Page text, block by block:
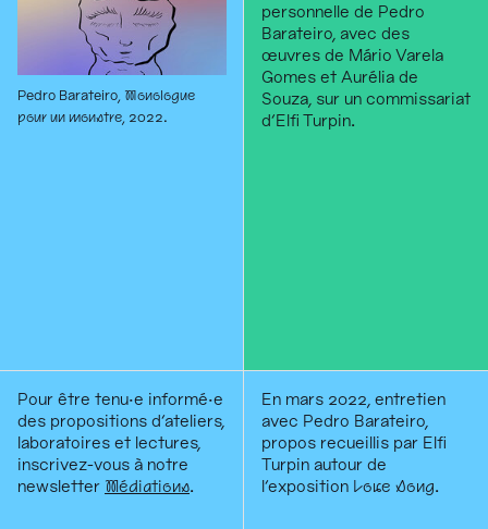
Pedro Barateiro, Monologue
pour un monstre , 2022.
personnelle de Pedro
Barateiro, avec des
œuvres de Mário Varela
Gomes et Aurélia de
Souza, sur un commissariat
d’Elfi Turpin.
Pour être tenu·e informé·e
des propositions d'ateliers,
laboratoires et lectures,
inscrivez-vous à notre
newsletter Médiations.
En mars 2022, entretien
avec Pedro Barateiro,
propos recueillis par Elfi
Turpin autour de
l'exposition Love Song.